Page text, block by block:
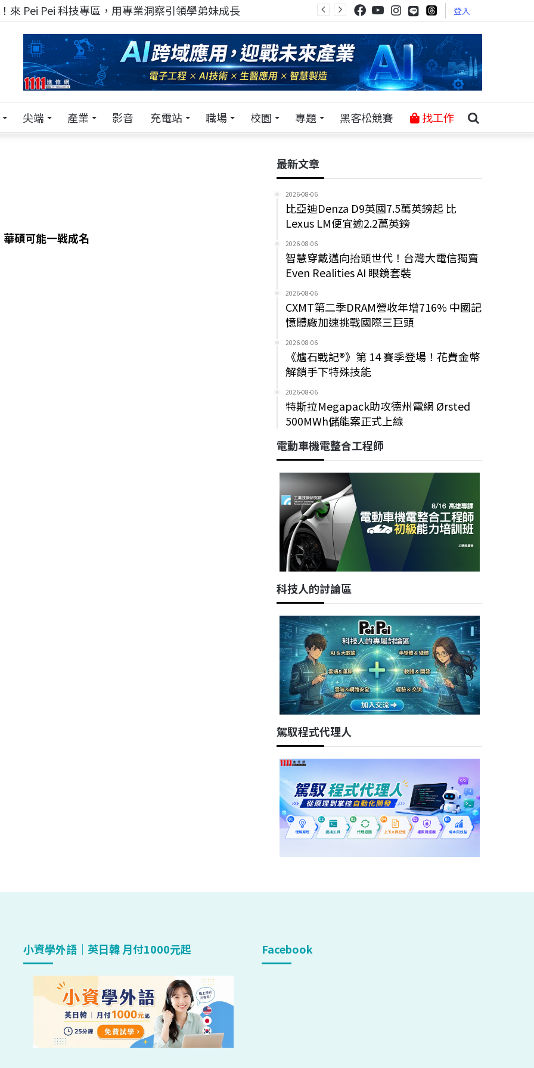
來 Pei Pei 科技專區，用專業洞察引領學弟妹成長 登入
尖端 產業 影音 充電站 職場 校園 專題 黑客松競賽 找工作
碩可能一戰成名
最新文章
2026-08-06
比亞迪Denza D9英國7.5萬英鎊起 比
Lexus LM便宜逾2.2萬英鎊
2026-08-06
智慧穿戴邁向抬頭世代！台灣大電信獨賣
Even Realities AI 眼鏡套裝
2026-08-06
CXMT第二季DRAM營收年增716% 中國記
憶體廠加速挑戰國際三巨頭
2026-08-06
《爐石戰記®》第 14 賽季登場！花費金幣
解鎖手下特殊技能
2026-08-06
特斯拉Megapack助攻德州電網 Ørsted
500MWh儲能案正式上線
電動車機電整合工程師
科技人的討論區
駕馭程式代理人
小資學外語｜英日韓 月付1000元起 Facebook